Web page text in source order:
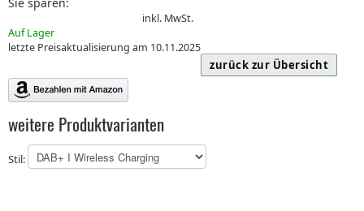
inkl. MwSt.
Auf Lager
letzte Preisaktualisierung am 10.11.2025
zurück zur Übersicht
weitere Produktvarianten
Stil: